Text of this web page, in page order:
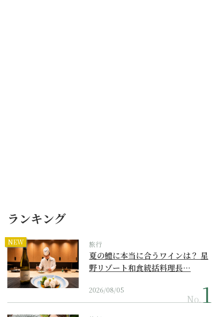
ランキング
NEW 旅行
夏の鱧に本当に合うワインは？ 星
野リゾート和食統括料理長…
2026/08/05
No.